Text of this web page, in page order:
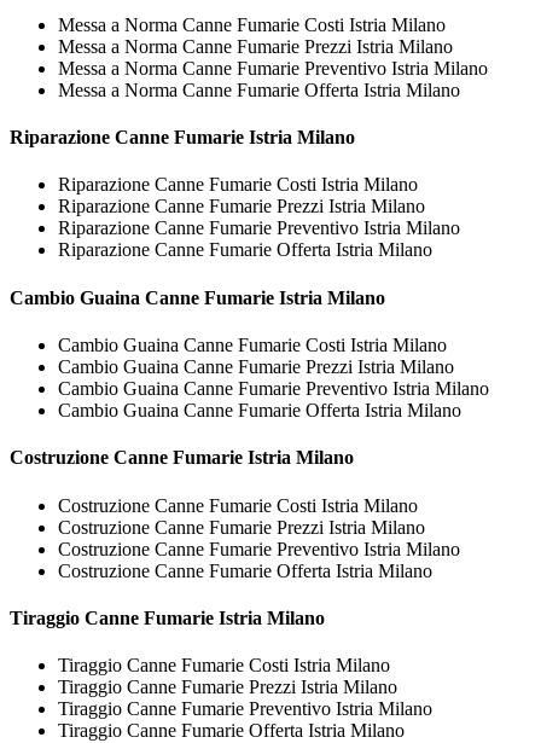
Messa a Norma Canne Fumarie Costi Istria Milano
Messa a Norma Canne Fumarie Prezzi Istria Milano
Messa a Norma Canne Fumarie Preventivo Istria Milano
Messa a Norma Canne Fumarie Offerta Istria Milano
Riparazione Canne Fumarie Istria Milano
Riparazione Canne Fumarie Costi Istria Milano
Riparazione Canne Fumarie Prezzi Istria Milano
Riparazione Canne Fumarie Preventivo Istria Milano
Riparazione Canne Fumarie Offerta Istria Milano
Cambio Guaina Canne Fumarie Istria Milano
Cambio Guaina Canne Fumarie Costi Istria Milano
Cambio Guaina Canne Fumarie Prezzi Istria Milano
Cambio Guaina Canne Fumarie Preventivo Istria Milano
Cambio Guaina Canne Fumarie Offerta Istria Milano
Costruzione Canne Fumarie Istria Milano
Costruzione Canne Fumarie Costi Istria Milano
Costruzione Canne Fumarie Prezzi Istria Milano
Costruzione Canne Fumarie Preventivo Istria Milano
Costruzione Canne Fumarie Offerta Istria Milano
Tiraggio Canne Fumarie Istria Milano
Tiraggio Canne Fumarie Costi Istria Milano
Tiraggio Canne Fumarie Prezzi Istria Milano
Tiraggio Canne Fumarie Preventivo Istria Milano
Tiraggio Canne Fumarie Offerta Istria Milano